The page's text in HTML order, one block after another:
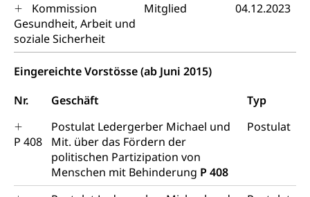
Kommission
Gesundheit, Arbeit und
soziale Sicherheit
Mitglied 04.12.2023
Eingereichte Vorstösse (ab Juni 2015)
Nr.
Geschäft Typ
P 408
Postulat Ledergerber Michael und
Mit. über das Fördern der
politischen Partizipation von
Menschen mit Behinderung P 408
Postulat
Energiefachstellenkonferenz Zentralschweiz
Grundbuch
Grundbucheintrag, Grundbuchamt,
Grundeigentum, Grundstück
Grundbuch
Grundbuchplan mit Eigentümerabfrage
(Geoportal)
Luft und Klima
Luftreinhaltung, Luftverschmutzung, Klimaschutz,
Klimaveränderung, Treibhauseffekt
Atmosphäre, Luft, Klima (Geoportal)
Klima
Raumplanung
Raumplan, Nutzungsplan